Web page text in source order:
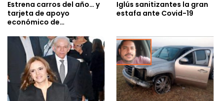
Estrena carros del año… y
tarjeta de apoyo
económico de…
Iglús sanitizantes la gran
estafa ante Covid-19